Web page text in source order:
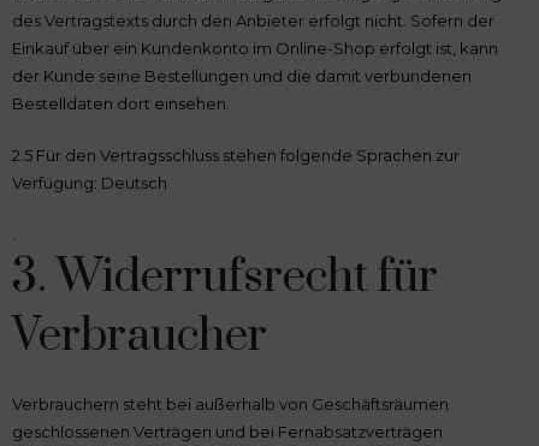
des Vertragstexts durch den Anbieter erfolgt nicht. Sofern der
Einkauf über ein Kundenkonto im Online-Shop erfolgt ist, kann
der Kunde seine Bestellungen und die damit verbundenen
Bestelldaten dort einsehen.
2.5 Für den Vertragsschluss stehen folgende Sprachen zur
Verfügung: Deutsch
3. Widerrufsrecht für
Verbraucher
Verbrauchern steht bei außerhalb von Geschäftsräumen
geschlossenen Verträgen und bei Fernabsatzverträgen